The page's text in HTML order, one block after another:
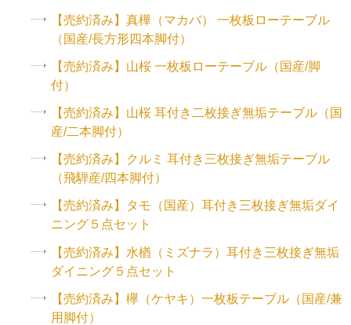
【売約済み】真樺（マカバ） 一枚板ローテーブル
（国産/長方形四本脚付）
【売約済み】山桜 一枚板ローテーブル（国産/脚
付）
【売約済み】山桜 耳付き二枚接ぎ無垢テーブル（国
産/二本脚付）
【売約済み】クルミ 耳付き三枚接ぎ無垢テーブル
（飛騨産/四本脚付）
【売約済み】タモ（国産）耳付き三枚接ぎ無垢ダイ
ニング５点セット
【売約済み】水楢（ミズナラ）耳付き三枚接ぎ無垢
ダイニング５点セット
【売約済み】欅（ケヤキ）一枚板テーブル（国産/兼
用脚付）